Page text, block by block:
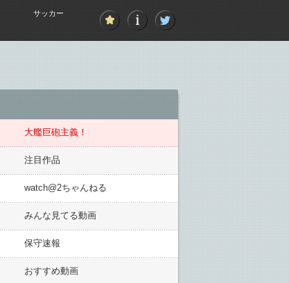
サッカー
大艦巨砲主義！
注目作品
watch@2ちゃんねる
みんな見てる動画
保守速報
おすすめ動画